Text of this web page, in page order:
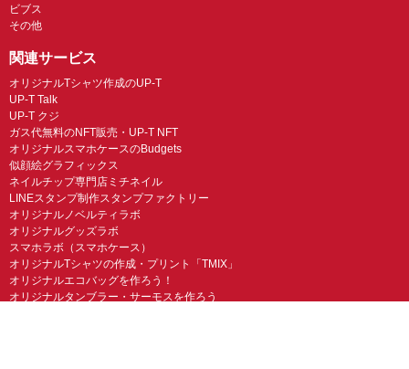
ビブス
その他
関連サービス
オリジナルTシャツ作成のUP-T
UP-T Talk
UP-T クジ
ガス代無料のNFT販売・UP-T NFT
オリジナルスマホケースのBudgets
似顔絵グラフィックス
ネイルチップ専門店ミチネイル
LINEスタンプ制作スタンプファクトリー
オリジナルノベルティラボ
オリジナルグッズラボ
スマホラボ（スマホケース）
オリジナルTシャツの作成・プリント「TMIX」
オリジナルエコバッグを作ろう！
オリジナルタンブラー・サーモスを作ろう